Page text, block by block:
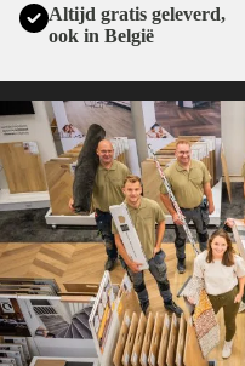
Altijd gratis geleverd,
ook in België